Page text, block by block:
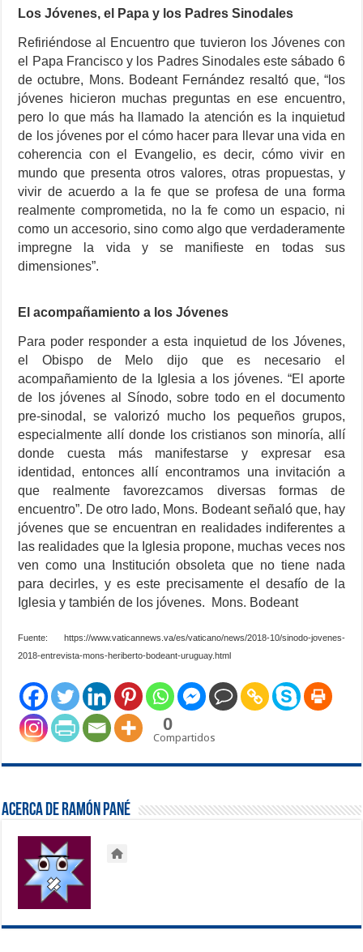
Los Jóvenes, el Papa y los Padres Sinodales
Refiriéndose al Encuentro que tuvieron los Jóvenes con
el Papa Francisco y los Padres Sinodales este sábado 6
de octubre, Mons. Bodeant Fernández resaltó que, “los
jóvenes hicieron muchas preguntas en ese encuentro,
pero lo que más ha llamado la atención es la inquietud
de los jóvenes por el cómo hacer para llevar una vida en
coherencia con el Evangelio, es decir, cómo vivir en
mundo que presenta otros valores, otras propuestas, y
vivir de acuerdo a la fe que se profesa de una forma
realmente comprometida, no la fe como un espacio, ni
como un accesorio, sino como algo que verdaderamente
impregne la vida y se manifieste en todas sus
dimensiones”.
El acompañamiento a los Jóvenes
Para poder responder a esta inquietud de los Jóvenes,
el Obispo de Melo dijo que es necesario el
acompañamiento de la Iglesia a los jóvenes. “El aporte
de los jóvenes al Sínodo, sobre todo en el documento
pre-sinodal, se valorizó mucho los pequeños grupos,
especialmente allí donde los cristianos son minoría, allí
donde cuesta más manifestarse y expresar esa
identidad, entonces allí encontramos una invitación a
que realmente favorezcamos diversas formas de
encuentro”. De otro lado, Mons. Bodeant señaló que, hay
jóvenes que se encuentran en realidades indiferentes a
las realidades que la Iglesia propone, muchas veces nos
ven como una Institución obsoleta que no tiene nada
para decirles, y es este precisamente el desafío de la
Iglesia y también de los jóvenes. Mons. Bodeant
Fuente: https://www.vaticannews.va/es/vaticano/news/2018-10/sinodo-jovenes-
2018-entrevista-mons-heriberto-bodeant-uruguay.html
0
Compartidos
Acerca de Ramón Pané